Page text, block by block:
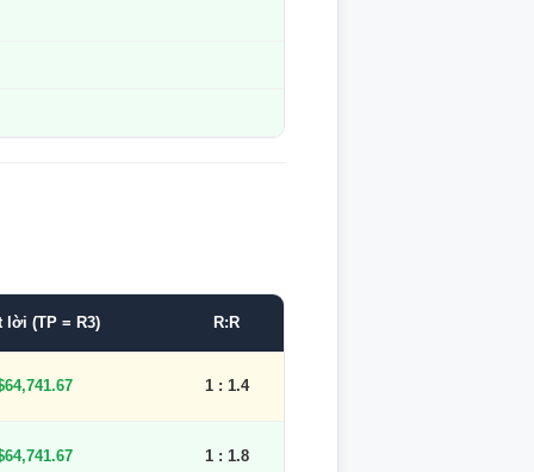
lời (TP = R3) R:R
1 : 1.4
1 : 1.8